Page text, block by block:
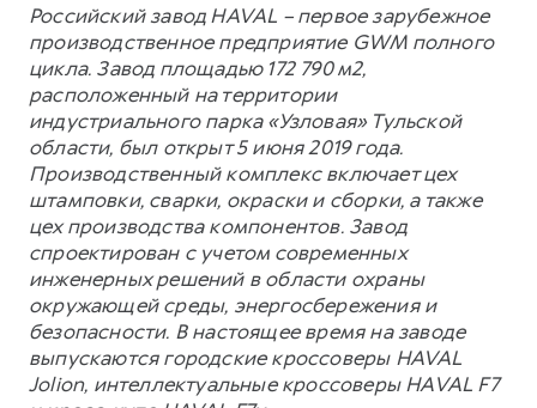
Российский завод HAVAL – первое зарубежное
производственное предприятие GWM полного
цикла. Завод площадью 172 790 м2,
расположенный на территории
индустриального парка «Узловая» Тульской
области, был открыт 5 июня 2019 года.
Производственный комплекс включает цех
штамповки, сварки, окраски и сборки, а также
цех производства компонентов. Завод
спроектирован с учетом современных
инженерных решений в области охраны
окружающей среды, энергосбережения и
безопасности. В настоящее время на заводе
выпускаются городские кроссоверы HAVAL
Jolion, интеллектуальные кроссоверы HAVAL F7